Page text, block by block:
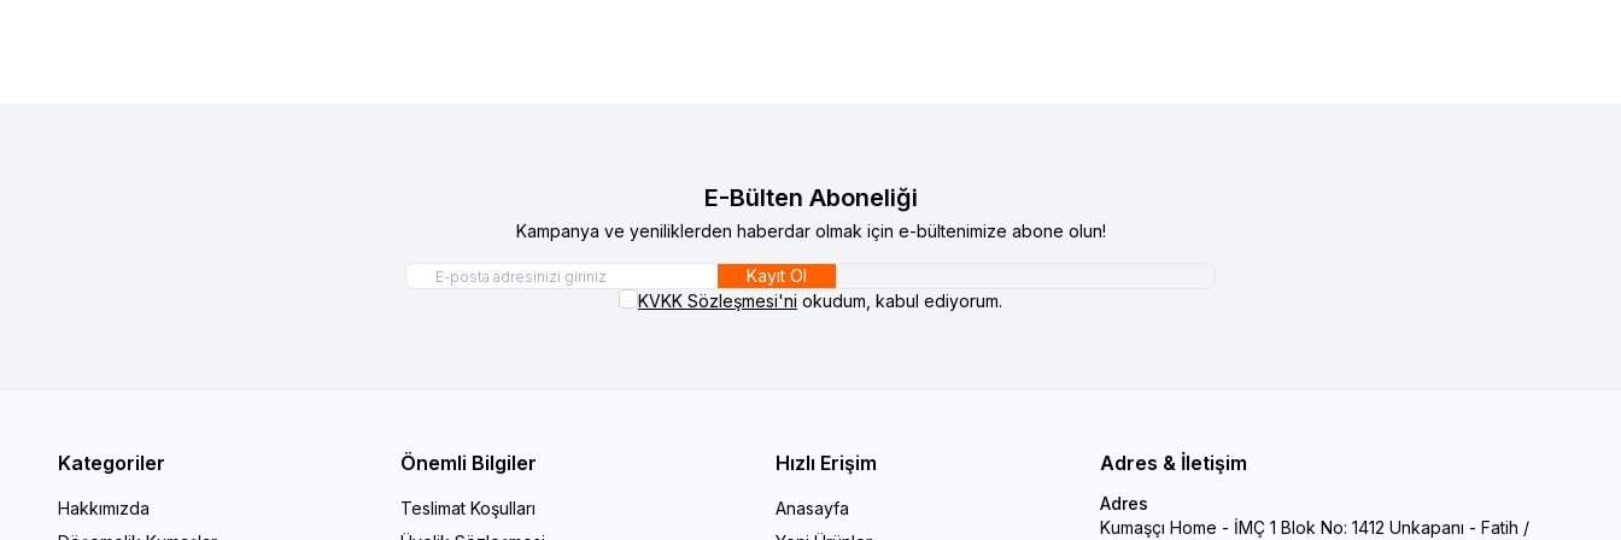
E-Bülten Aboneliği
Kampanya ve yeniliklerden haberdar olmak için e-bültenimize abone olun!
Kayıt Ol
KVKK Sözleşmesi'ni okudum, kabul ediyorum.
Kategoriler
Hakkımızda
Önemli Bilgiler
Teslimat Koşulları
Hızlı Erişim
Anasayfa
Adres & İletişim
Adres
Kumaşçı Home - İMÇ 1 Blok No: 1412 Unkapanı - Fatih /